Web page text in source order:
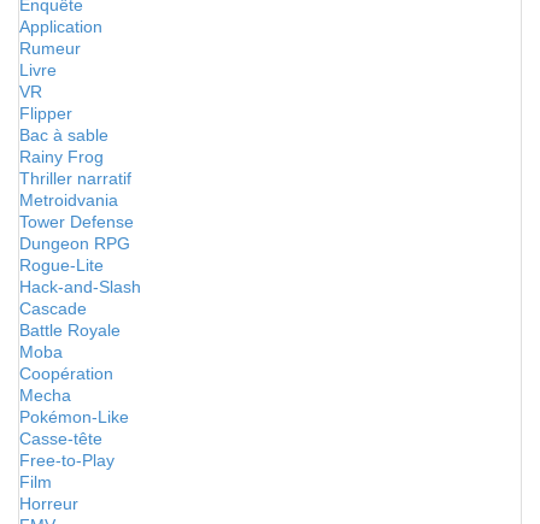
Enquête
Application
Rumeur
Livre
VR
Flipper
Bac à sable
Rainy Frog
Thriller narratif
Metroidvania
Tower Defense
Dungeon RPG
Rogue-Lite
Hack-and-Slash
Cascade
Battle Royale
Moba
Coopération
Mecha
Pokémon-Like
Casse-tête
Free-to-Play
Film
Horreur